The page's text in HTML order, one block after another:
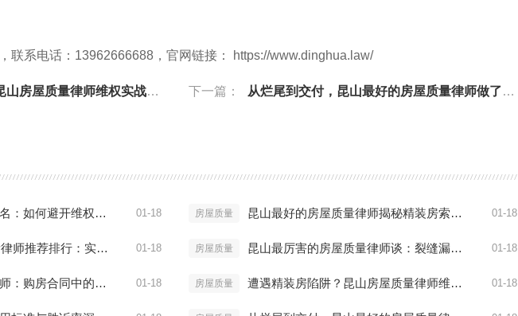
联系电话：13962666688，官网链接： https://www.dinghua.law/
房屋质量律师维权实战方案 下一篇： 从烂尾到交付，昆山最好的房屋质量律师做了什么？
昆山房屋质量律师排名：如何避开维权雷区？ 01-18 房屋质量 昆山最好的房屋质量律师揭秘精装房索赔内幕 01-18
2026年昆山房屋质量律师推荐排行：实战派名单 01-18 房屋质量 昆山最厉害的房屋质量律师谈：裂缝漏水怎么赔 01-18
昆山懂房屋质量的律师：购房合同中的陷阱 01-18 房屋质量 遭遇精装房陷阱？昆山房屋质量律师维权实战方案 01-18